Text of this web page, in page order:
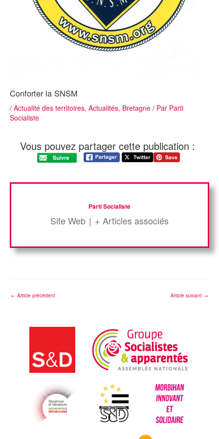
Conforter la SNSM
/ Actualité des territoires, Actualités, Bretagne / Par Parti
Socialiste
Vous pouvez partager cette publication :
Parti Socialiste
Site Web | + Articles associés
← Article précédent Article suivant →